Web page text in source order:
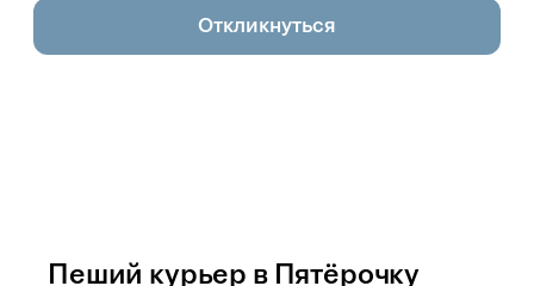
Откликнуться
Пеший курьер в Пятёрочку